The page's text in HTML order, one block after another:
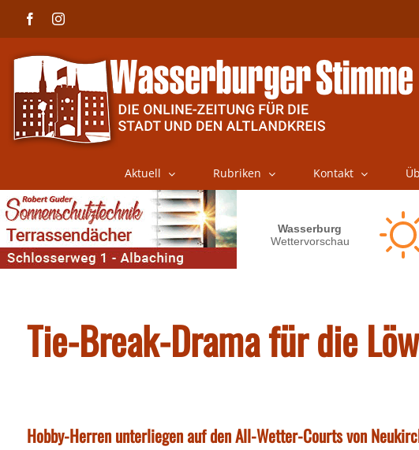
FacebookInstagram
Aktuell Rubriken Kontakt
Tie-Break-Drama für die
Hobby-Herren unterliegen auf den All-Wetter-Courts von